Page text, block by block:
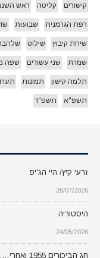
קישורים קליטה ראש
רפת הגרמנית שבועות
שיחת קיבוץ שילוט
שמרת שני עשורים שפה
תלמה קישון תמונות
תשפ"א תשפ"ד
זרעי קיץ/ היי הג'יפ
26/07/2026
היסטוריה
24/05/2026
חג הביכורים 1955 ואחרי….